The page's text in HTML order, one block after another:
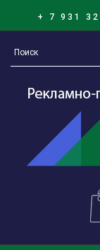
+ 7 931